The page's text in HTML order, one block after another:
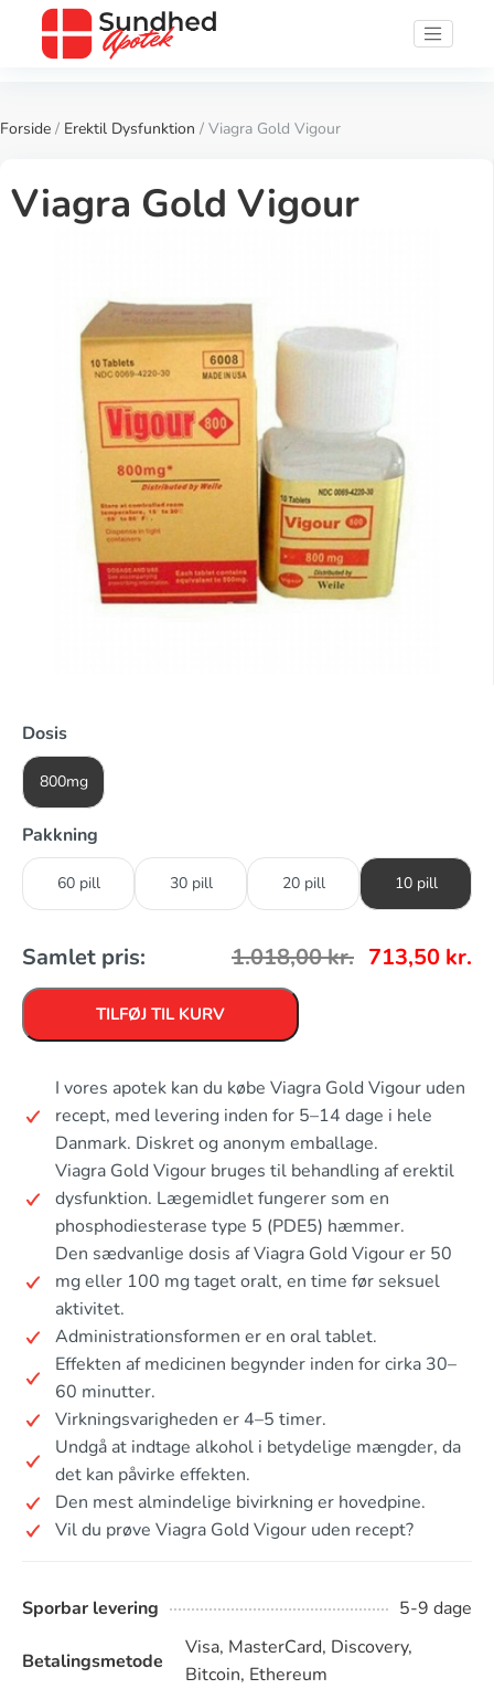
Forside / Erektil Dysfunktion / Viagra Gold Vigour
Viagra Gold Vigour
Dosis
800mg
Pakkning
60 pill 30 pill 20 pill 10 pill
Samlet pris: 1.018,00kr. 713,50 kr.
TILFØJ TIL KURV
I vores apotek kan du købe Viagra Gold Vigour uden
recept, med levering inden for 5–14 dage i hele
Danmark. Diskret og anonym emballage.
Viagra Gold Vigour bruges til behandling af erektil
dysfunktion. Lægemidlet fungerer som en
phosphodiesterase type 5 (PDE5) hæmmer.
Den sædvanlige dosis af Viagra Gold Vigour er 50
mg eller 100 mg taget oralt, en time før seksuel
aktivitet.
Administrationsformen er en oral tablet.
Effekten af medicinen begynder inden for cirka 30–
60 minutter.
Virkningsvarigheden er 4–5 timer.
Undgå at indtage alkohol i betydelige mængder, da
det kan påvirke effekten.
Den mest almindelige bivirkning er hovedpine.
Vil du prøve Viagra Gold Vigour uden recept?
Sporbar levering 5-9 dage
Betalingsmetode
Visa, MasterCard, Discovery,
Bitcoin, Ethereum